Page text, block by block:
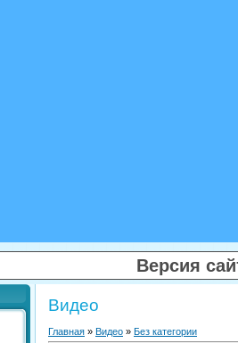
Версия
Видео
Главная » Видео » Без категории